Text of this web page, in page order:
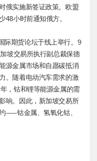
俄实施新签证政策。欧盟
48小时前通知俄方。
际期货论坛于线上举行。9
坡交易所执行副总裁保德
源金属市场和自愿碳抵消
。随着电动汽车需求的激
，钴和锂等能源金属的需
响。因此，新加坡交易所
——钴金属、氢氧化钴、